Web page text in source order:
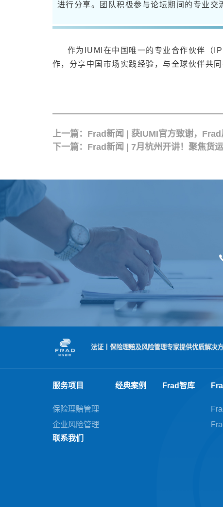
进行分享。团队积极参与论坛期间的专业交
作为IUMI在中国唯一的专业合作伙伴（
作，分享中国市场实践经验，与全球伙伴共
法证丨保险理赔及风险管理专家提供优质解决
服务项目
保险理赔管理
企业风险管理
经典案例 Frad智库
联系我们